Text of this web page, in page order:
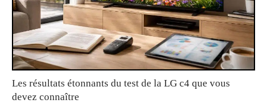
Les résultats étonnants du test de la LG c4 que vous
devez connaître